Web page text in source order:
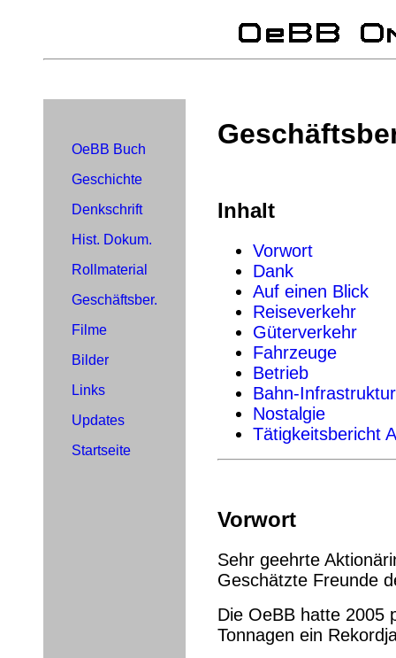
OeBB Buch
Geschichte
Denkschrift
Hist. Dokum.
Rollmaterial
Geschäftsber.
Filme
Bilder
Links
Updates
Startseite
Inhalt
Vorwort
Dank
Auf einen Blick
Reiseverkehr
Güterverkehr
Fahrzeuge
Betrieb
Bahn-Infrastruktur
Nostalgie
Tätigkeitsbericht
Vorwort
Sehr geehrte
Geschätzte Freunde
Die OeBB hatte 2005
Tonnagen ein